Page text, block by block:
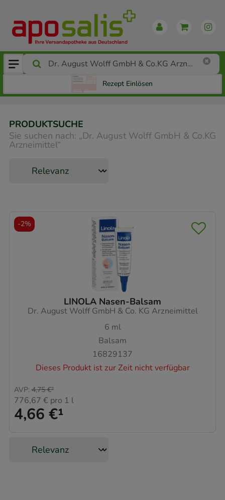
Rezept Einlösen
PRODUKTSUCHE
Sie suchen nach: „Dr. August Wolff GmbH & Co.KG
Arzneimittel“
LINOLA Nasen-Balsam
Dr. August Wolff GmbH & Co. KG Arzneimittel
6 ml
Balsam
16829137
Dieses Produkt ist zur Zeit nicht verfügbar
4,66 €¹
AVP: 4,75 €²
776,67 € pro 1 l
-2%